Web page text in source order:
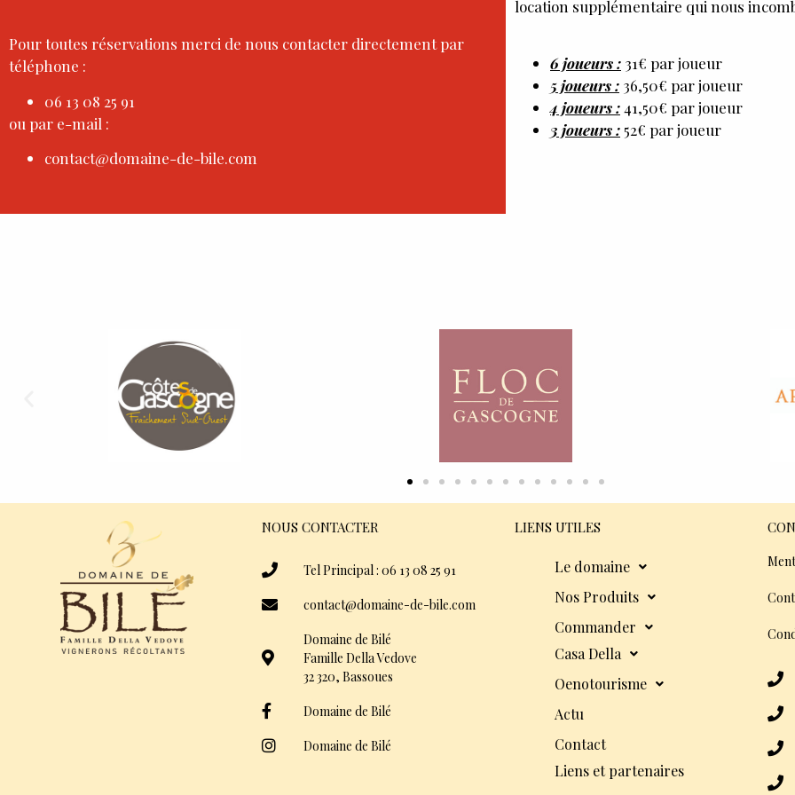
Pour toutes réservations merci de nous contacter directement par
téléphone :
06 13 08 25 91
ou par e-mail :
contact@domaine-de-bile.com
location supplémentaire qui nous
6 joueurs : 31€ par joueur
5 joueurs : 36,50€ par joueur
4 joueurs :41,50€ par joueur
3 joueurs : 52€ par joueur
NOUS CONTACTER
Tel Principal : 06 13 08 25 91
contact@domaine-de-bile.com
Domaine de Bilé
Famille Della Vedove
32 320, Bassoues
Domaine de Bilé
Domaine de Bilé
LIENS UTILES
Le domaine
Nos Produits
Commander
Casa Della
Oenotourisme
Actu
Contact
Liens et partenaires